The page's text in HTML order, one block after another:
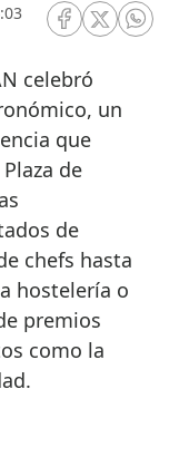
RRSS Facebook
RRSSRRSS
un
que
de
de
chefs hasta
hostelería o
premios
como la